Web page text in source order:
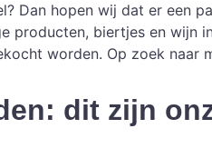
Dan hopen wij dat er een
biertjes en wijn
worden. Op zoek
dit zijn